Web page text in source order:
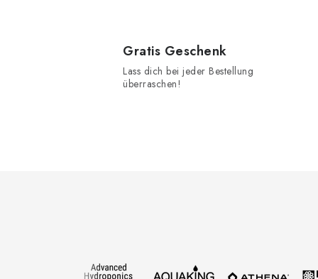
Gratis Geschenk
Lass dich bei jeder Bestellung
überraschen!